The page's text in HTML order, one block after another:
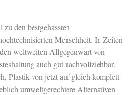
den bestgehassten
Menschheit. In Zeiten
weltweiten Allgegenwart von
auch gut nachvollziehbar.
Plastik von jetzt auf gleich komplett
umweltgerechtere Alternativen